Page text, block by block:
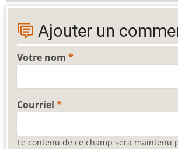
Ajouter un
Votre nom
Courriel
Le contenu de ce champ sera maintenu